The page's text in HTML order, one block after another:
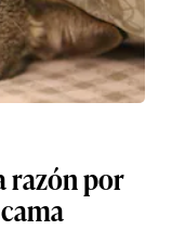
razón por